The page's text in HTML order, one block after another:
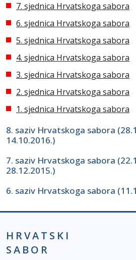
7. sjednica Hrvatskoga sabora
6. sjednica Hrvatskoga sabora
5. sjednica Hrvatskoga sabora
4. sjednica Hrvatskoga sabora
3. sjednica Hrvatskoga sabora
2. sjednica Hrvatskoga sabora
1. sjednica Hrvatskoga sabora
8. saziv Hrvatskoga sabora
14.10.2016.)
7. saziv Hrvatskoga sabora
28.12.2015.)
6. saziv Hrvatskoga sabora
HRVATSKI
SABOR